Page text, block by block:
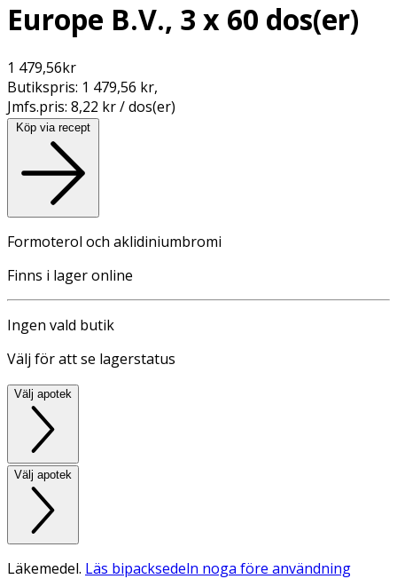
Europe B.V., 3 x 60 dos(er)
1 479,56kr
Butikspris: 1 479,56 kr,
Jmfs.pris: 8,22 kr / dos(er)
Köp via recept
Formoterol och aklidiniumbromi
Finns i lager online
Ingen vald butik
Välj för att se lagerstatus
Välj apotek
Välj apotek
Läkemedel. Läs bipacksedeln noga före användning